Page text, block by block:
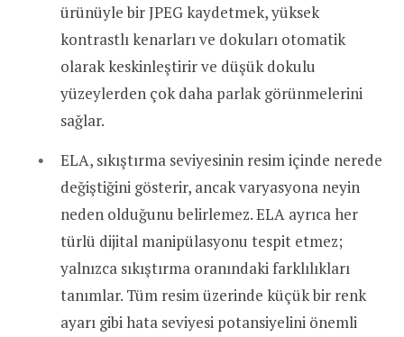
ürünüyle bir JPEG kaydetmek, yüksek
kontrastlı kenarları ve dokuları otomatik
olarak keskinleştirir ve düşük dokulu
yüzeylerden çok daha parlak görünmelerini
sağlar.
ELA, sıkıştırma seviyesinin resim içinde nerede
değiştiğini gösterir, ancak varyasyona neyin
neden olduğunu belirlemez. ELA ayrıca her
türlü dijital manipülasyonu tespit etmez;
yalnızca sıkıştırma oranındaki farklılıkları
tanımlar. Tüm resim üzerinde küçük bir renk
ayarı gibi hata seviyesi potansiyelini önemli